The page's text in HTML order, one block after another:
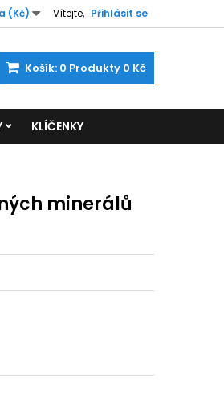
Vítejte, Přihlásit se
(Kč)
Košík: 0 Produkty 0 Kč
KLÍČENKY
minerálů